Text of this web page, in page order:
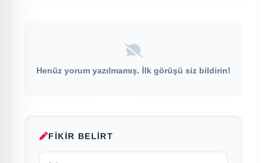
Henüz yorum yazılmamış. İlk görüşü siz bildirin!
FIKIR BELIRT